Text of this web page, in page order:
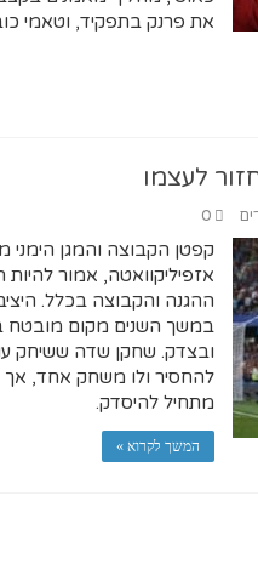
את פרנק בתפקיד, וטאמי
לעצמו
0
אזפיליקוואטה, אמור
ההגנה והקבוצה בכלל.
במשך השנים מקום מובטח
ובצדק. שחקן שדה ששיחק
להחסיר ולו משחק אחד,
מתחיל להיסדק.
המשך לקרוא »